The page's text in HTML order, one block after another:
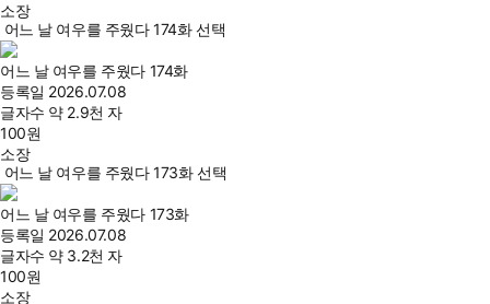
소장
어느 날 여우를 주웠다 174화 선택
어느 날 여우를 주웠다 174화
등록일 2026.07.08
글자수 약 2.9천 자
100원
소장
어느 날 여우를 주웠다 173화 선택
어느 날 여우를 주웠다 173화
등록일 2026.07.08
글자수 약 3.2천 자
100원
소장